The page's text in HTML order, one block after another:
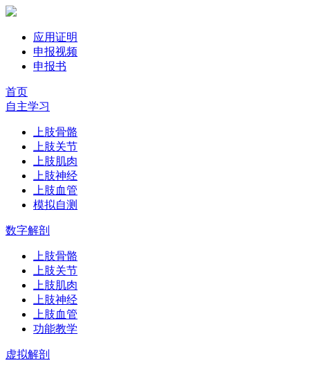
应用证明
申报视频
申报书
首页
自主学习
上肢骨骼
上肢关节
上肢肌肉
上肢神经
上肢血管
模拟自测
数字解剖
上肢骨骼
上肢关节
上肢肌肉
上肢神经
上肢血管
功能教学
虚拟解剖